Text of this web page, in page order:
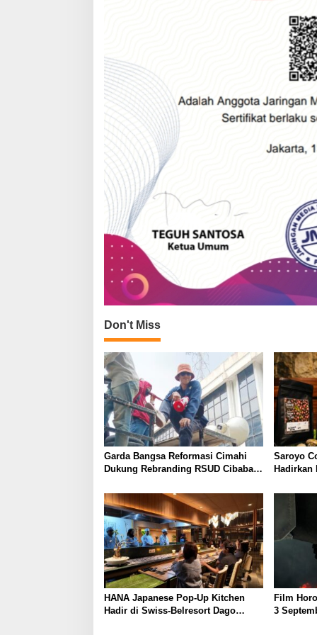
Don't Miss
Garda Bangsa Reformasi Cimahi
Dukung Rebranding RSUD Cibabat,
Pelayanan
Saroyo
HANA Japanese Pop-Up Kitchen
Hadir di Swiss-Belresort Dago
Film
3